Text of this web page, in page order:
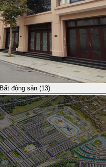
Bất động sản (13)